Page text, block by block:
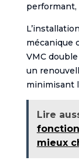
performant,
mécanique
VMC
un
minimisant
Lire
mieux